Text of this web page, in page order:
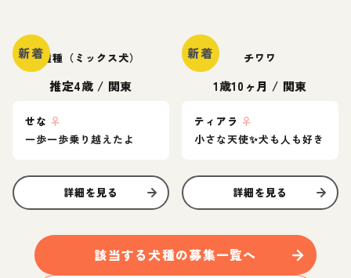
新着雑種（ミックス犬）
推定4歳 / 関東
せな ♀
一歩一歩乗り越えたよ
詳細を見る
新着 チワワ
1歳10ヶ月 / 関東
ティアラ ♀
小さな天使✨️犬も人も好き
詳細を見る
該当する犬種の募集一覧へ